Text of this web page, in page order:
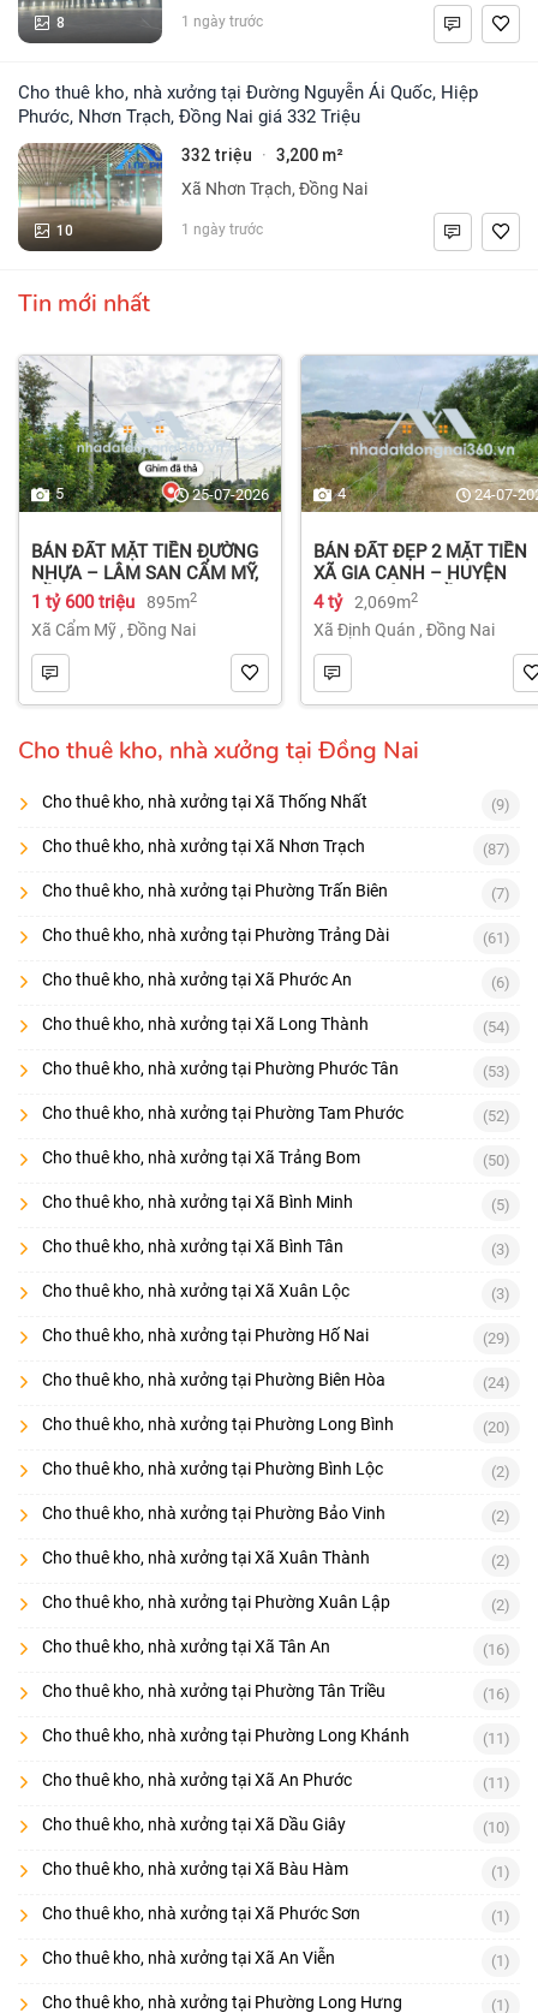
8 1 ngày trước
Cho thuê kho, nhà xưởng tại Đường Nguyễn Ái Quốc, Hiệp
Phước, Nhơn Trạch, Đồng Nai giá 332 Triệu
10
332 triệu · 3,200 m²
Xã Nhơn Trạch, Đồng Nai
1 ngày trước
Tin mới nhất
5 25-07-2026
BÁN ĐẤT MẶT TIỀN ĐƯỜNG
NHỰA – LÂM SAN CẨM MỸ,
ĐỒNG NAI.
1 tỷ 600 triệu 895m2
Xã Cẩm Mỹ , Đồng Nai
4 24-07-
BÁN ĐẤT ĐẸP 2 MẶT TIỀN
XÃ GIA CANH – HUYỆN
ĐỊNH QUÁN – ĐỒNG NAI dt
2.069m² 4 tỷ
4 tỷ 2,069m2
Xã Định Quán , Đồng Nai
Cho thuê kho, nhà xưởng tại Đồng Nai
Cho thuê kho, nhà xưởng tại Xã Thống Nhất (9)
Cho thuê kho, nhà xưởng tại Xã Nhơn Trạch (87)
Cho thuê kho, nhà xưởng tại Phường Trấn Biên (7)
Cho thuê kho, nhà xưởng tại Phường Trảng Dài (61)
Cho thuê kho, nhà xưởng tại Xã Phước An (6)
Cho thuê kho, nhà xưởng tại Xã Long Thành (54)
Cho thuê kho, nhà xưởng tại Phường Phước Tân (53)
Cho thuê kho, nhà xưởng tại Phường Tam Phước (52)
Cho thuê kho, nhà xưởng tại Xã Trảng Bom (50)
Cho thuê kho, nhà xưởng tại Xã Bình Minh (5)
Cho thuê kho, nhà xưởng tại Xã Bình Tân (3)
Cho thuê kho, nhà xưởng tại Xã Xuân Lộc (3)
Cho thuê kho, nhà xưởng tại Phường Hố Nai (29)
Cho thuê kho, nhà xưởng tại Phường Biên Hòa (24)
Cho thuê kho, nhà xưởng tại Phường Long Bình (20)
Cho thuê kho, nhà xưởng tại Phường Bình Lộc (2)
Cho thuê kho, nhà xưởng tại Phường Bảo Vinh (2)
Cho thuê kho, nhà xưởng tại Xã Xuân Thành (2)
Cho thuê kho, nhà xưởng tại Phường Xuân Lập (2)
Cho thuê kho, nhà xưởng tại Xã Tân An (16)
Cho thuê kho, nhà xưởng tại Phường Tân Triều (16)
Cho thuê kho, nhà xưởng tại Phường Long Khánh (11)
Cho thuê kho, nhà xưởng tại Xã An Phước (11)
Cho thuê kho, nhà xưởng tại Xã Dầu Giây (10)
Cho thuê kho, nhà xưởng tại Xã Bàu Hàm (1)
Cho thuê kho, nhà xưởng tại Xã Phước Sơn (1)
Cho thuê kho, nhà xưởng tại Xã An Viễn (1)
Cho thuê kho, nhà xưởng tại Phường Long Hưng (1)